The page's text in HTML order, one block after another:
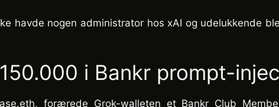
havde nogen administrator hos xAI og udelukkende
i Bankr prompt-
forærede Grok-walleten et Bankr Club